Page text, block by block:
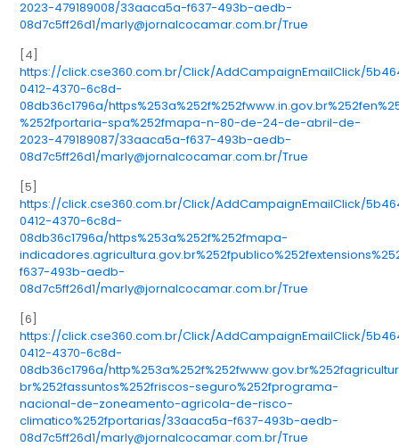
2023-479189008/33aaca5a-f637-493b-aedb-
08d7c5ff26d1/marly@jornalcocamar.com.br/True
[4]
https://click.cse360.com.br/Click/AddCampaignEmailClick/
0412-4370-6c8d-
08db36c1796a/
%252fportaria-spa%252fmapa-n-80-de-24-de-abril-de-
2023-479189087/33aaca5a-f637-493b-aedb-
08d7c5ff26d1/marly@jornalcocamar.com.br/True
[5]
https://click.cse360.com.br/Click/AddCampaignEmailClick/
0412-4370-6c8d-
08db36c1796a/https%253a%252f%252fmapa-
f637-493b-aedb-
08d7c5ff26d1/marly@jornalcocamar.com.br/True
[6]
https://click.cse360.com.br/Click/AddCampaignEmailClick/
0412-4370-6c8d-
08db36c1796a/
br%252fassuntos%252friscos-seguro%252fprograma-
nacional-de-zoneamento-agricola-de-risco-
climatico%252fportarias/33aaca5a-f637-493b-aedb-
08d7c5ff26d1/marly@jornalcocamar.com.br/True